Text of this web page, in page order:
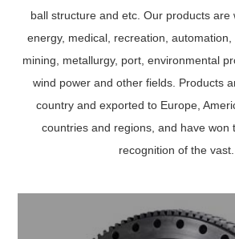
ball structure and etc. Our products are
energy, medical, recreation, automation,
mining, metallurgy, port, environmental
wind power and other fields. Products
country and exported to Europe,
countries and regions, and have won
recognition of the vast...